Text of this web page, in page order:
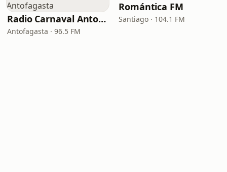
Radio Carnaval Antofagasta
Antofagasta · 96.5 FM
Romántica FM
Santiago · 104.1 FM